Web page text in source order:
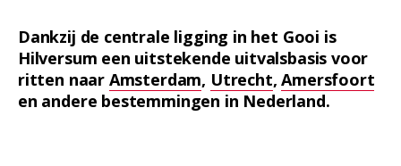
Dankzij de centrale ligging in het Gooi is
Hilversum een uitstekende uitvalsbasis voor
ritten naar Amsterdam, Utrecht,Amersfoort
en andere bestemmingen in Nederland.